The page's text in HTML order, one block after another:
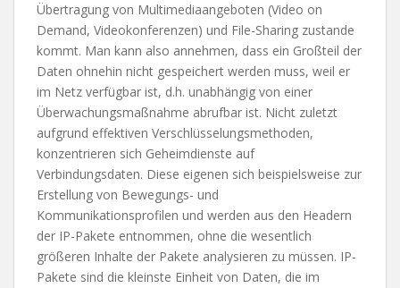
Übertragung von Multimediaangeboten (Video on
Demand, Videokonferenzen) und File-Sharing zustande
kommt. Man kann also annehmen, dass ein Großteil der
Daten ohnehin nicht gespeichert werden muss, weil er
im Netz verfügbar ist, d.h. unabhängig von einer
Überwachungsmaßnahme abrufbar ist. Nicht zuletzt
aufgrund effektiven Verschlüsselungsmethoden,
konzentrieren sich Geheimdienste auf
Verbindungsdaten. Diese eigenen sich beispielsweise zur
Erstellung von Bewegungs- und
Kommunikationsprofilen und werden aus den Headern
der IP-Pakete entnommen, ohne die wesentlich
größeren Inhalte der Pakete analysieren zu müssen. IP-
Pakete sind die kleinste Einheit von Daten, die im